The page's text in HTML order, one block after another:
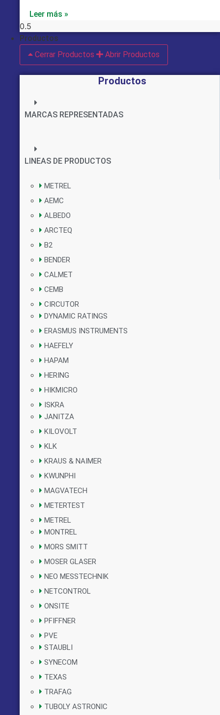
Leer más »
Productos
Cerrar Productos
Abrir Productos
Productos
MARCAS REPRESENTADAS
LINEAS DE PRODUCTOS
METREL
AEMC
ALBEDO
ARCTEQ
B2
BENDER
CALMET
CEMB
CIRCUTOR
DYNAMIC RATINGS
ERASMUS INSTRUMENTS
HAEFELY
HAPAM
HERING
HIKMICRO
ISKRA
JANITZA
KILOVOLT
KLK
KRAUS & NAIMER
KWUNPHI
MAGVATECH
METERTEST
METREL
MONTREL
MORS SMITT
MOSER GLASER
NEO MESSTECHNIK
NETCONTROL
ONSITE
PFIFFNER
PVE
STAUBLI
SYNECOM
TEXAS
TRAFAG
TUBOLY ASTRONIC